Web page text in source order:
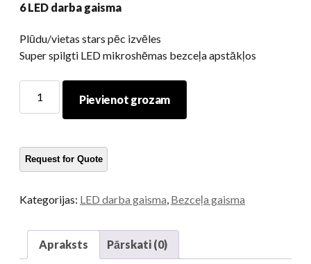
6 LED darba gaisma
Plūdu/vietas stars pēc izvēles
Super spilgti LED mikroshēmas bezceļa apstākļos
LED
daudzums
Pievienot grozam
Kategorijas: LED darba gaisma Bezceļa gaisma
Apraksts Pārskati (0)